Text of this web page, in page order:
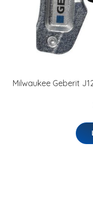
Milwaukee Geberit